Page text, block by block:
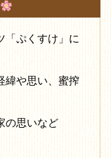
「ぷくすけ」に
緯や思い、蜜搾
の思いなど